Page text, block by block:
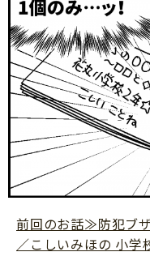
前回のお話≫防犯ブ
／こしいみほの 小学